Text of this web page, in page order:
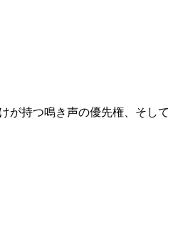
が持つ鳴き声の優先権、そして